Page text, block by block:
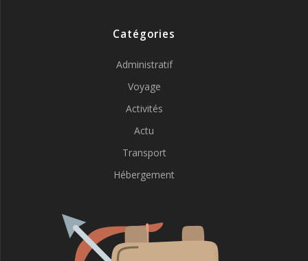
Catégories
Administratif
Voyage
Activités
Actu
Transport
Hébergement